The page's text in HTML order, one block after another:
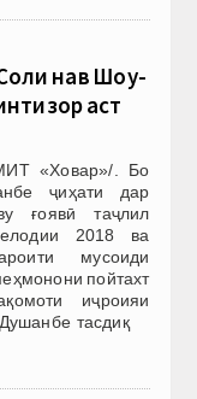
нав Шоу-
аст
«Ховар»/. Бо
ҷиҳати дар
ғоявӣ таҷлил
2018 ва
мусоиди
пойтахт
иҷроияи
тасдиқ